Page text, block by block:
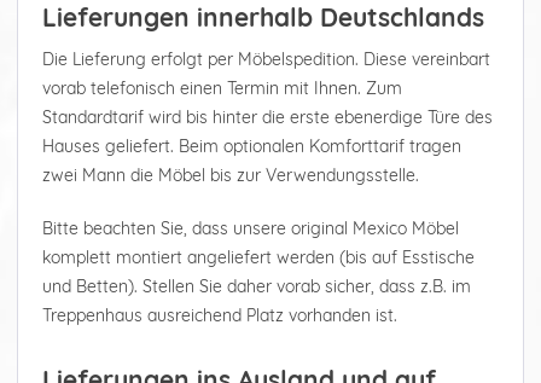
Lieferungen innerhalb Deutschlands
Die Lieferung erfolgt per Möbelspedition. Diese vereinbart
vorab telefonisch einen Termin mit Ihnen. Zum
Standardtarif wird bis hinter die erste ebenerdige Türe des
Hauses geliefert. Beim optionalen Komforttarif tragen
zwei Mann die Möbel bis zur Verwendungsstelle.
Bitte beachten Sie, dass unsere original Mexico Möbel
komplett montiert angeliefert werden (bis auf Esstische
und Betten). Stellen Sie daher vorab sicher, dass z.B. im
Treppenhaus ausreichend Platz vorhanden ist.